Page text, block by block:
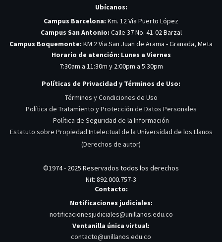
Ubícanos:
Campus Barcelona: Km. 12 Vía Puerto López
Campus San Antonio: Calle 37 No. 41-02 Barzal
Campus Boquemonte: KM 2 Via San Juan de Arama - Granada, Meta
Horario de atención: Lunes a Viernes
7:30am a 11:30m y 2:00pm a 5:30pm
Políticas de Privacidad y Términos de Uso:
Términos y Condiciones de Uso
Política de Tratamiento y Protección de Datos Personales
Política de Seguridad de la Información
Estatuto sobre Propiedad Intelectual de la Universidad de los Llanos
(Derechos de autor)
©1974 - 2025 Reservados todos los derechos
Nit: 892.000.757-3
Contacto:
Notificaciones judiciales:
notificacionesjudiciales@unillanos.edu.co
Ventanilla única virtual:
contacto@unillanos.edu.co